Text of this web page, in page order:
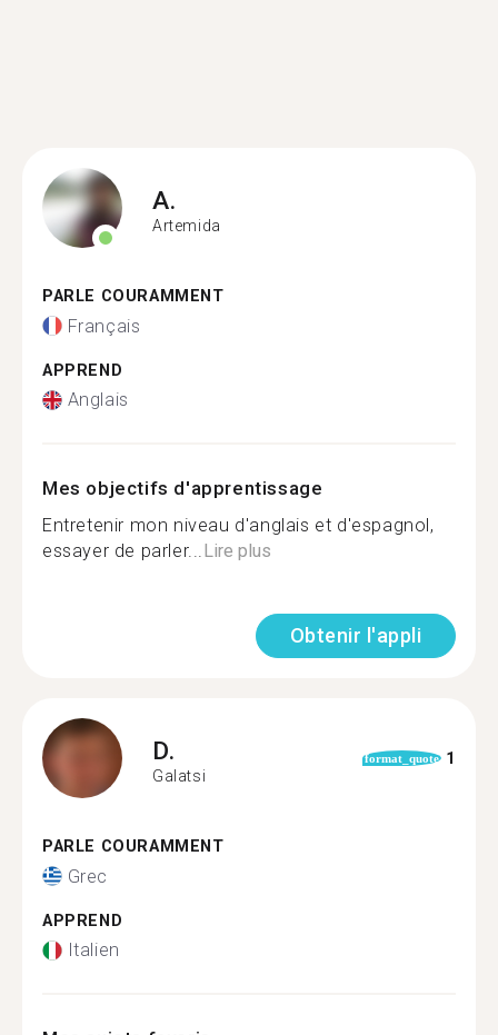
A.
Artemida
PARLE COURAMMENT
Français
APPREND
Anglais
Mes objectifs d'apprentissage
Entretenir mon niveau d'anglais et d'espagnol,
essayer de parler...Lire plus
Obtenir l'appli
D.
Galatsi
format_quote 1
PARLE COURAMMENT
Grec
APPREND
Italien